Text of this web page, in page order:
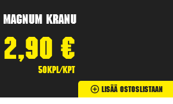
Magnum Kranu
2,90 €
50kpl/kpt
Lisää Ostoslistaan